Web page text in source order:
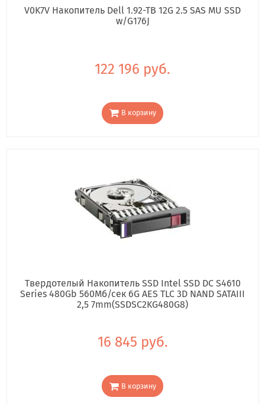
V0K7V Накопитель Dell 1.92-TB 12G 2.5 SAS MU SSD
w/G176J
122 196 руб.
В корзину
Твердотелый Накопитель SSD Intel SSD DC S4610
Series 480Gb 560Мб/сек 6G AES TLC 3D NAND SATAIII
2,5 7mm(SSDSC2KG480G8)
16 845 руб.
В корзину